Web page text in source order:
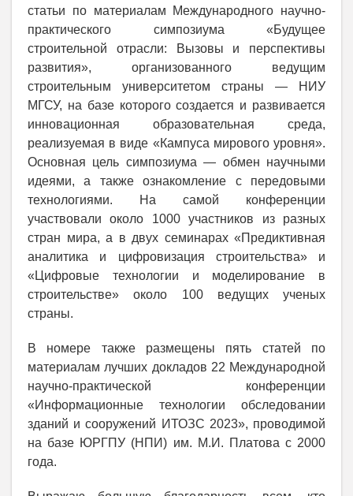
статьи по материалам Международного научно-
практического симпозиума «Будущее
строительной отрасли: Вызовы и перспективы
развития», организованного ведущим
строительным университетом страны — НИУ
МГСУ, на базе которого создается и развивается
инновационная образовательная среда,
реализуемая в виде «Кампуса мирового уровня».
Основная цель симпозиума — обмен научными
идеями, а также ознакомление с передовыми
технологиями. На самой конференции
участвовали около 1000 участников из разных
стран мира, а в двух семинарах «Предиктивная
аналитика и цифровизация строительства» и
«Цифровые технологии и моделирование в
строительстве» около 100 ведущих ученых
страны.
В номере также размещены пять статей по
материалам лучших докладов 22 Международной
научно-практической конференции
«Информационные технологии обследовании
зданий и сооружений ИТОЗС 2023», проводимой
на базе ЮРГПУ (НПИ) им. М.И. Платова с 2000
года.